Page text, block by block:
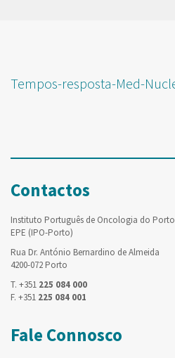
Tempos-resposta-Med-
Contactos
Instituto Português de Oncologia do Porto
EPE (IPO-Porto)
Rua Dr. António Bernardino de Almeida
4200-072 Porto
T. +351 225 084 000
F. +351 225 084 001
Fale Connosco